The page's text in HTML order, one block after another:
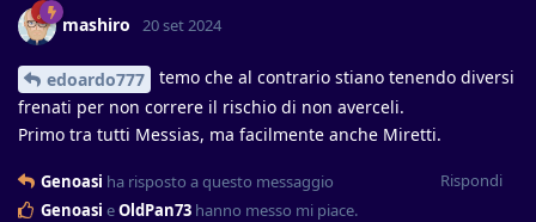
mashiro 20 set 2024
edoardo777
temo che al contrario stiano tenendo diversi
frenati per non correre il rischio di non averceli.
Primo tra tutti Messias, ma facilmente anche Miretti.
Rispondi
Genoasi ha risposto a questo messaggio
Genoasi eOldPan73 hanno messo mi piace.